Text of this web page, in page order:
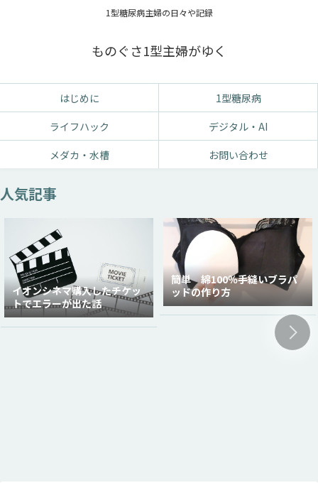
1型糖尿病主婦の日々や記録
ものぐさ1型主婦がゆく
はじめに
1型糖尿病
ライフハック
デジタル・AI
メダカ・水槽
お問い合わせ
人気記事
イオンシネマ購入したチケッ
トでエラーが出た話
簡単 綿100％手縫いブラパ
ッドの作り方